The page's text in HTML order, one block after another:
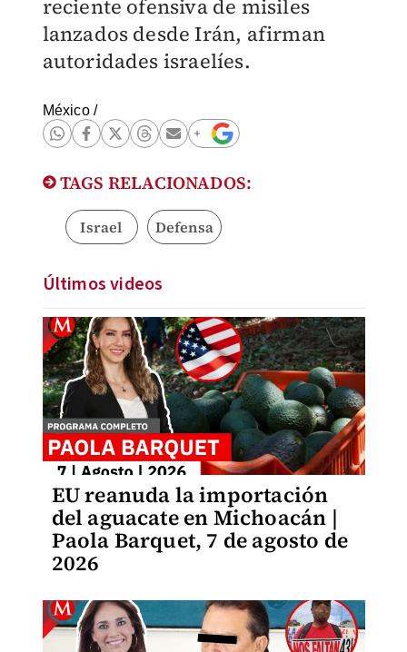
reciente ofensiva de misiles
lanzados desde Irán, afirman
autoridades israelíes.
México/
TAGS RELACIONADOS:
Israel Defensa
Últimos videos
EU reanuda la importación
del aguacate en Michoacán |
Paola Barquet, 7 de agosto de
2026